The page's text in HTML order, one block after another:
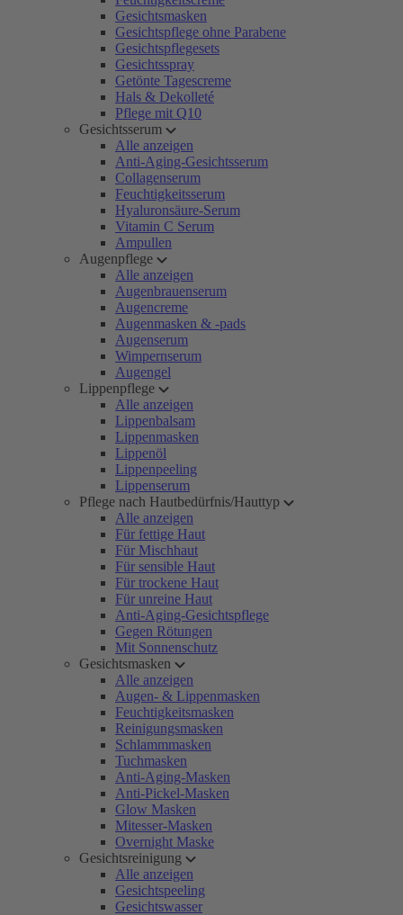
Gesichtsmasken
Gesichtspflege ohne Parabene
Gesichtspflegesets
Gesichtsspray
Getönte Tagescreme
Hals & Dekolleté
Pflege mit Q10
Gesichtsserum
Alle anzeigen
Anti-Aging-Gesichtsserum
Collagenserum
Feuchtigkeitsserum
Hyaluronsäure-Serum
Vitamin C Serum
Ampullen
Augenpflege
Alle anzeigen
Augenbrauenserum
Augencreme
Augenmasken & -pads
Augenserum
Wimpernserum
Augengel
Lippenpflege
Alle anzeigen
Lippenbalsam
Lippenmasken
Lippenöl
Lippenpeeling
Lippenserum
Pflege nach Hautbedürfnis/Hauttyp
Alle anzeigen
Für fettige Haut
Für Mischhaut
Für sensible Haut
Für trockene Haut
Für unreine Haut
Anti-Aging-Gesichtspflege
Gegen Rötungen
Mit Sonnenschutz
Gesichtsmasken
Alle anzeigen
Augen- & Lippenmasken
Feuchtigkeitsmasken
Reinigungsmasken
Schlammmasken
Tuchmasken
Anti-Aging-Masken
Anti-Pickel-Masken
Glow Masken
Mitesser-Masken
Overnight Maske
Gesichtsreinigung
Alle anzeigen
Gesichtspeeling
Gesichtswasser